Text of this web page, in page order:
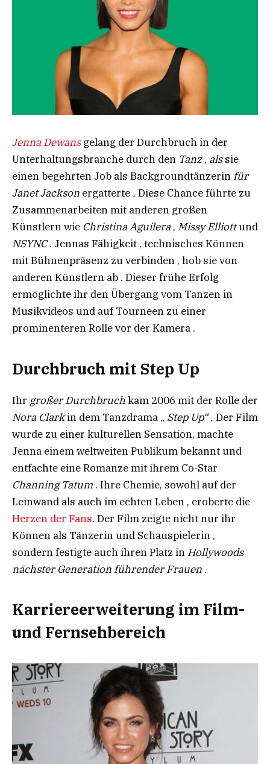
Jenna Dewansgelang der Durchbruch in der
Unterhaltungsbranche durch den Tanz, alssie
einen begehrten Job als Backgroundtänzerinfür
Janet Jackson ergatterte . Diese Chance führte zu
Zusammenarbeiten mit anderen großen
Künstlern wie Christina Aguilera , Missy Elliottund
NSYNC. Jennas Fähigkeit , technisches Können
mit Bühnenpräsenz zu verbinden , hob sie von
anderen Künstlern ab . Dieser frühe Erfolg
ermöglichte ihr den Übergang vom Tanzen in
Musikvideos und auf Tourneen zu einer
prominenteren Rolle vor der Kamera .
Durchbruch mit Step Up
Ihr großer Durchbruchkam 2006 mit der Rolle der
Nora Clarkin dem Tanzdrama „ Step Up“ . Der Film
wurde zu einer kulturellen Sensation, machte
Jenna einem weltweiten Publikum bekannt und
entfachte eine Romanze mit ihrem Co-Star
Channing Tatum . Ihre Chemie, sowohl auf der
Leinwand als auch im echten Leben , eroberte die
Herzen der Fans. Der Film zeigte nicht nur ihr
Können als Tänzerin und Schauspielerin ,
sondern festigte auch ihren Platz in Hollywoods
nächster Generation führender Frauen .
Karriereerweiterung im Film-
und Fernsehbereich